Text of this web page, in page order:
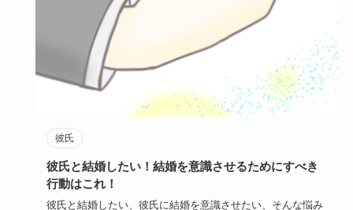
彼氏
彼氏と結婚したい！結婚を意識させるためにすべき
行動はこれ！
彼氏と結婚したい、彼氏に結婚を意識させたい、そんな悩み